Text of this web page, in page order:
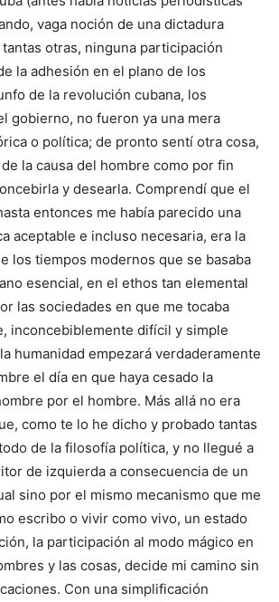
vaga noción de una dictadura
otras, ninguna participación
la adhesión en el plano de los
de la revolución cubana, los
gobierno, no fueron ya una mera
o política; de pronto sentí otra cosa,
la causa del hombre como por fin
y desearla. Comprendí que el
entonces me había parecido una
aceptable e incluso necesaria, era la
los tiempos modernos que se basaba
esencial, en el ethos tan elemental
las sociedades en que me tocaba
inconcebiblemente difícil y simple
humanidad empezará verdaderamente
el día en que haya cesado la
por el hombre. Más allá no era
como te lo he dicho y probado tantas
de la filosofía política, y no llegué a
de izquierda a consecuencia de un
sino por el mismo mecanismo que me
escribo o vivir como vivo, un estado
la participación al modo mágico en
y las cosas, decide mi camino sin
Con una simplificación